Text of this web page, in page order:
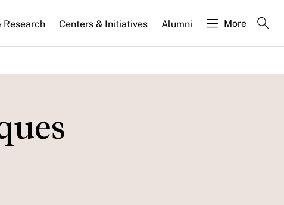
Research Centers & Initiatives Alumni More